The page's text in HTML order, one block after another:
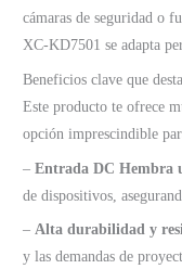
cámaras de seguridad o
XC-KD7501 se adapta
Beneficios clave que
Este producto te ofrece
opción imprescindible
–Entrada DC Hembra
de dispositivos,
–Alta durabilidad y
y las demandas de